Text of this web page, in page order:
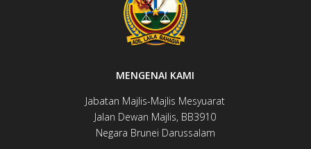
MENGENAI KAMI
Jabatan Majlis-Majlis Mesyuarat
Jalan Dewan ​​​​Majlis, BB3910​
Negara Brunei Darussalam